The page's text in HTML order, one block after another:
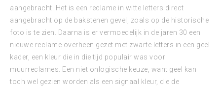
aangebracht. Het is een reclame in witte letters direct
aangebracht op de bakstenen gevel, zoals op de historische
foto is te zien. Daarna is er vermoedelijk in de jaren 30 een
nieuwe reclame overheen gezet met zwarte letters in een geel
kader, een kleur die in die tijd populair was voor
muurreclames. Een niet onlogische keuze, want geel kan
toch wel gezien worden als een signaal kleur, die de